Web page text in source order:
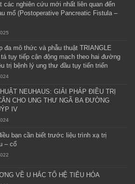
các nghiên cứu mới nhất liên quan đến
mổ (Postoperative Pancreatic Fistula –
đa mô thức và phẫu thuật TRIANGLE
tụy tiếp cận động mạch theo hai đường
trị bệnh lý ung thư đầu tụy tiến triển
NEUHAUS: GIẢI PHÁP ĐIỀU TRỊ
CHO UNG THƯ NGÃ BA ĐƯỜNG
IV
bạn cần biết trước liệu trình xạ trị
– cổ
VỀ U HẮC TỐ HỆ TIÊU HÓA